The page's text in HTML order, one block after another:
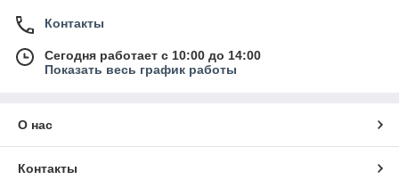
Контакты
Сегодня работает с 10:00 до 14:00
Показать весь график работы
О нас
Контакты